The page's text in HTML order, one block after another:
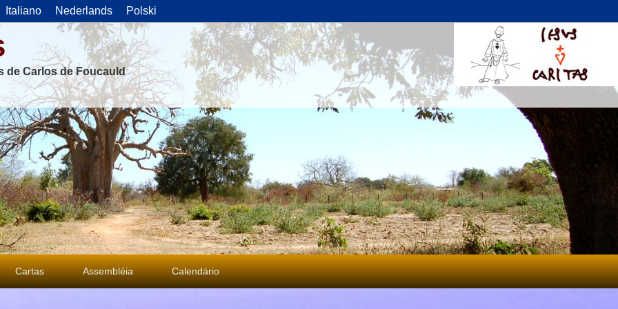
Italiano Nederlands Polski
de Carlos de Foucauld
Cartas Assembléia Calendário